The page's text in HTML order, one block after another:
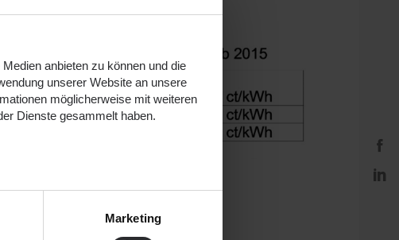
anbieten zu können und die
unserer Website an unsere
möglicherweise mit weiteren
Dienste gesammelt haben.
Marketing